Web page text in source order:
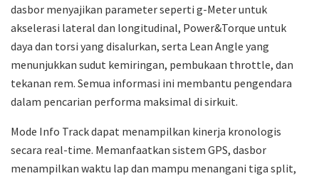
dasbor menyajikan parameter seperti g-Meter untuk
akselerasi lateral dan longitudinal, Power&Torque untuk
daya dan torsi yang disalurkan, serta Lean Angle yang
menunjukkan sudut kemiringan, pembukaan throttle, dan
tekanan rem. Semua informasi ini membantu pengendara
dalam pencarian performa maksimal di sirkuit.
Mode Info Track dapat menampilkan kinerja kronologis
secara real-time. Memanfaatkan sistem GPS, dasbor
menampilkan waktu lap dan mampu menangani tiga split,